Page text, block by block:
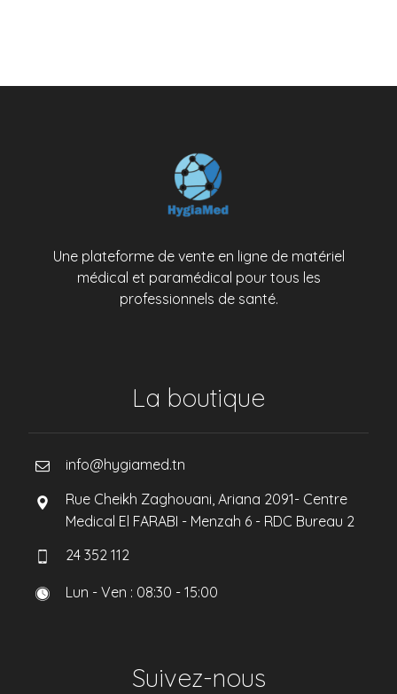
Une plateforme de vente en ligne de matériel
médical et paramédical pour tous les
professionnels de santé.
La boutique
info@hygiamed.tn
Rue Cheikh Zaghouani, Ariana 2091- Centre
Medical El FARABI - Menzah 6 - RDC Bureau 2
24 352 112
Lun - Ven : 08:30 - 15:00
Suivez-nous